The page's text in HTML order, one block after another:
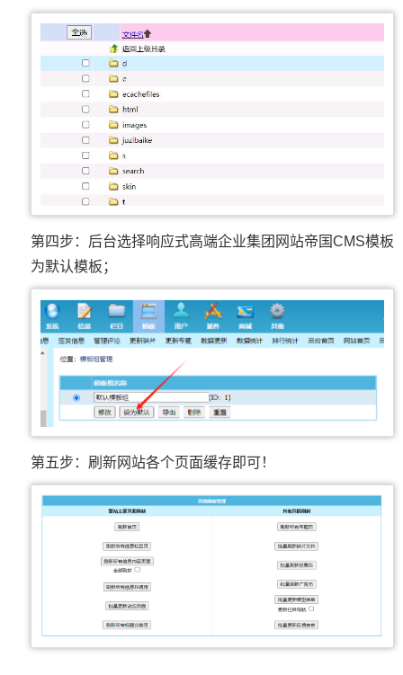
第四步：后台选择响应式高端企业集团网站帝国CMS模板
为默认模板；
第五步：刷新网站各个页面缓存即可！